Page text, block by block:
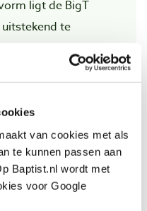
van cookies met als
te kunnen passen aan
Baptist.nl wordt met
voor Google
ligt de BigT
te
bevestiging van de
Dankzij
eindhaak
tot het